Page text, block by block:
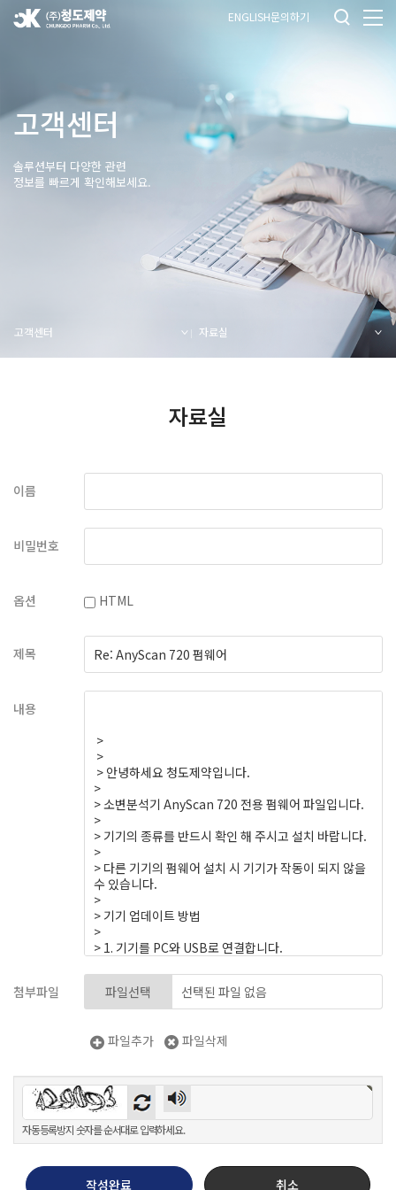
ENGLISH문의하기
고객센터
솔루션부터 다양한 관련
정보를 빠르게 확인해보세요.
고객센터 자료실
자료실
이름
비밀번호
옵션 HTML
제목
내용
첨부파일 파일선택
파일추가 파일삭제
자동등록방지 숫자를 순서대로 입력하세요.
작성완료 취소